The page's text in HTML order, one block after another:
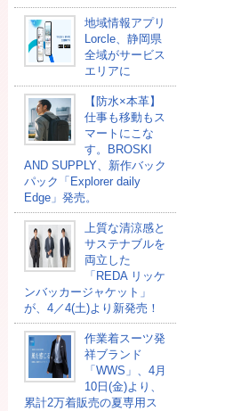
地域情報アプリ
Lorcle、静岡県
全域がサービス
エリアに
【防水×本革】
仕事も移動もス
マートにこな
す。BROSKI
AND SUPPLY、新作バック
パック「Explorer daily
Edge」発売。
上質な清涼感と
サステナブルを
両立した
「REDA リッケ
ンバッカージャケット」
が、4／4(土)より新発売！
作業着スーツ発
祥ブランド
「WWS」、4月
10日(金)より、
累計2万着販売の夏専用ス